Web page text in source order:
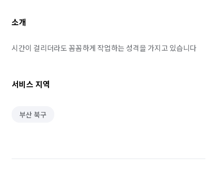
소개
시간이 걸리더라도 꼼꼼하게 작업하는 성격을 가지고 있습니다
서비스 지역
부산 북구